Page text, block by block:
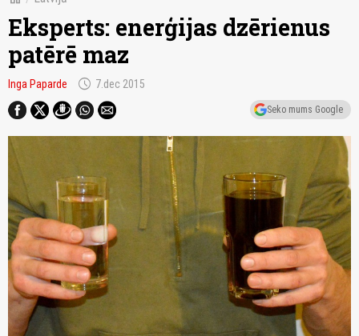
Eksperts: enerģijas dzērienus
patērē maz
Inga Paparde schedule 7.dec 2015
Seko mums Google